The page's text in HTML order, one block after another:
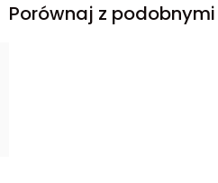
Porównaj z